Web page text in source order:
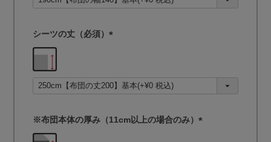
)
シーツの丈（必須）
須
)
※布団本体の厚み（11cm以上の場合のみ）